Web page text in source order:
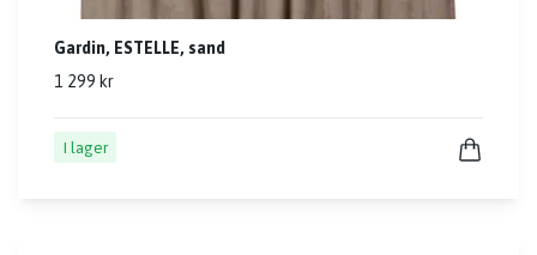
Gardin, ESTELLE, sand
1 299 kr
I lager